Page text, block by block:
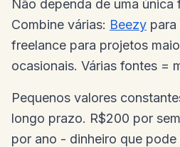
Não dependa de uma única
Combine várias: Beezy para
freelance para projetos
ocasionais. Várias fontes =
Pequenos valores
longo prazo. R$200 por
por ano - dinheiro que pode